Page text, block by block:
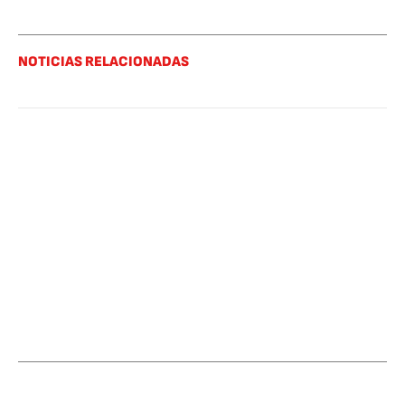
NOTICIAS RELACIONADAS